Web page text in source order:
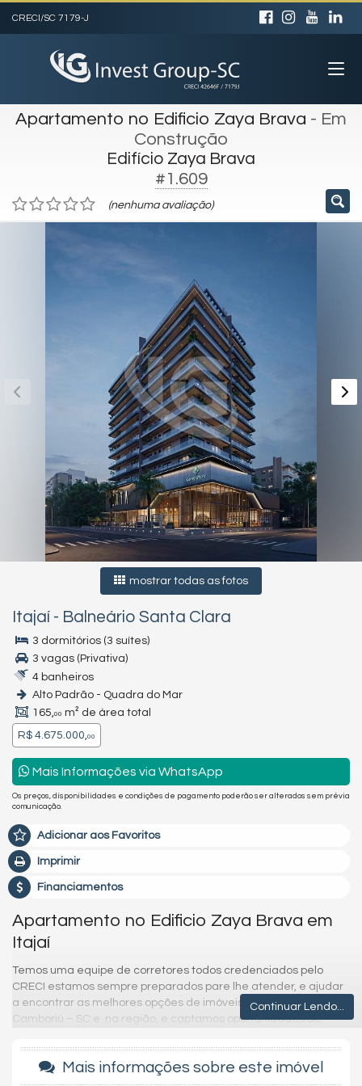
CRECI/SC 7179-J
Apartamento no Edificio Zaya Brava - Em
Construção
Edifício Zaya Brava
#1.609
(nenhuma avaliação)
mostrar todas as fotos
Itajaí - Balneário Santa Clara
3 dormitórios (3 suítes)
3 vagas (Privativa)
4 banheiros
Alto Padrão - Quadra do Mar
165,00 m² de área total
R$ 4.675.000,00
Mais Informações via WhatsApp
Os preços, disponibilidades e condições de pagamento poderão ser alterados sem prévia
comunicação.
Adicionar aos Favoritos
Imprimir
Financiamentos
Apartamento no Edificio Zaya Brava em
Itajaí
Temos uma equipe de corretores todos credenciados pelo
CRECI estamos sempre preparados pare lhe atender, e ajudar
a encontrar as melhores opções de imóveis em Balneário
Camboriú – SC e na região, e captamos oportunidades de
com a maior segurança que existe.
Imóvel disponível para visitação.
Continuar Lendo...
Mais informações sobre este imóvel